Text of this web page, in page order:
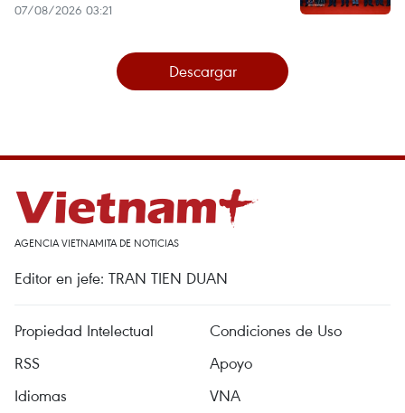
07/08/2026 03:21
Descargar
AGENCIA VIETNAMITA DE NOTICIAS
Editor en jefe: TRAN TIEN DUAN
Propiedad Intelectual
Condiciones de Uso
RSS
Apoyo
Idiomas
VNA